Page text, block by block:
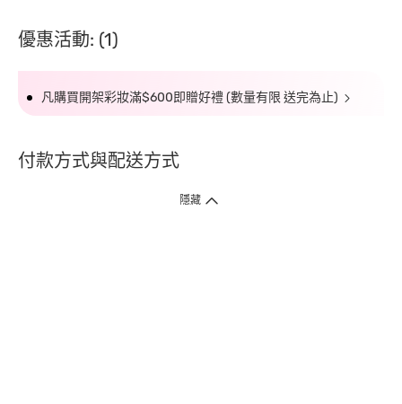
優惠活動: (1)
凡購買開架彩妝滿$600即贈好禮 (數量有限 送完為止)
付款方式與配送方式
隱藏